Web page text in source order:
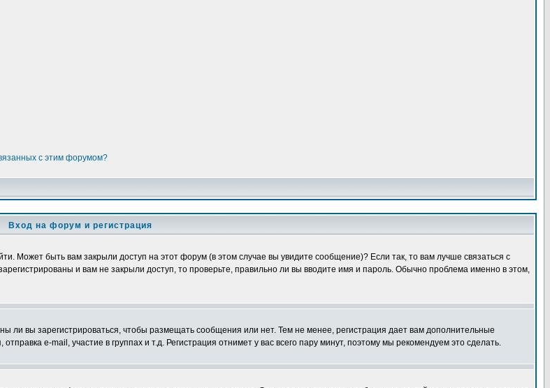
с этим форумом?
Вход на форум и регистрация
Может быть вам закрыли доступ на этот форум (в этом случае вы увидите сообщение)? Если так, то вам лучше связаться с
и вам не закрыли доступ, то проверьте, правильно ли вы вводите имя и пароль. Обычно проблема именно в этом,
ли вы зарегистрироваться, чтобы размещать сообщения или нет. Тем не менее, регистрация дает вам дополнительные
e-mail, участие в группах и т.д. Регистрация отнимет у вас всего пару минут, поэтому мы рекомендуем это сделать.